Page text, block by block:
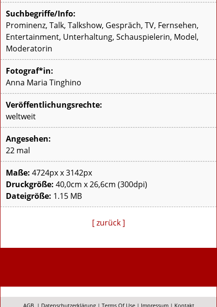
Suchbegriffe/Info:
Prominenz, Talk, Talkshow, Gespräch, TV, Fernsehen,
Entertainment, Unterhaltung, Schauspielerin, Model,
Moderatorin
Fotograf*in:
Anna Maria Tinghino
Veröffentlichungsrechte:
weltweit
Angesehen:
22 mal
Maße: 4724px x 3142px
Druckgröße: 40,0cm x 26,6cm (300dpi)
Dateigröße: 1.15 MB
[ zurück ]
AGB | Datenschutzerklärung| Terms Of Use| Impressum| Kontakt